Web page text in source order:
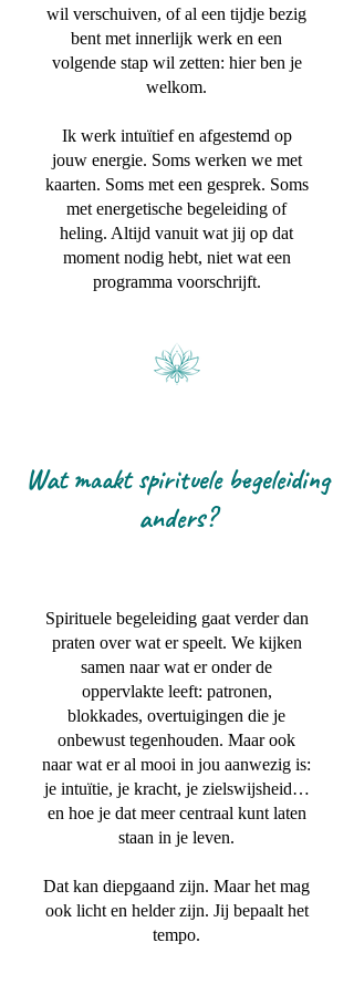
wil verschuiven, of al een tijdje bezig
bent met innerlijk werk en een
volgende stap wil zetten: hier ben je
welkom.
Ik werk intuïtief en afgestemd op
jouw energie. Soms werken we met
kaarten. Soms met een gesprek. Soms
met energetische begeleiding of
heling. Altijd vanuit wat jij op dat
moment nodig hebt, niet wat een
programma voorschrijft.
Wat maakt spirituele begeleiding
anders?
Spirituele begeleiding gaat verder dan
praten over wat er speelt. We kijken
samen naar wat er onder de
oppervlakte leeft: patronen,
blokkades, overtuigingen die je
onbewust tegenhouden. Maar ook
naar wat er al mooi in jou aanwezig is:
je intuïtie, je kracht, je zielswijsheid…
en hoe je dat meer centraal kunt laten
staan in je leven.
Dat kan diepgaand zijn. Maar het mag
ook licht en helder zijn. Jij bepaalt het
tempo.